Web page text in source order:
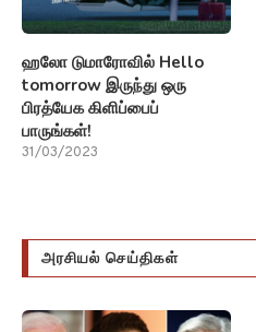
ஹலோ டுமாரோவில் Hello
tomorrow இருந்து ஒரு
பிரத்யேக கிளிப்பைப்
பாருங்கள்!
31/03/2023
அரசியல் செய்திகள்